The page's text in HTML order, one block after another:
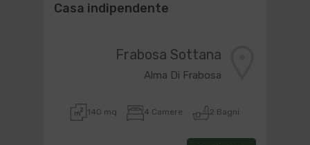
Casa indipendente
Frabosa Sottana
Alma Di Frabosa
140 mq 4 Camere 2 Bagni